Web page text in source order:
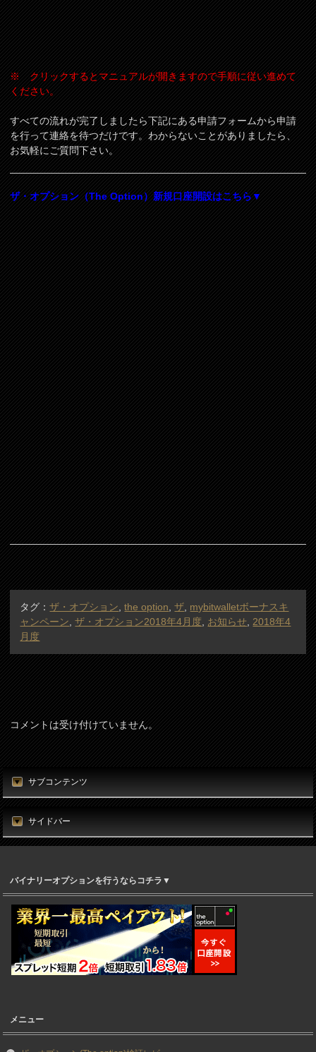
※ クリックするとマニュアルが開きますので手順に従い進めて
ください。
すべての流れが完了しましたら下記にある申請フォームから申請
を行って連絡を待つだけです。わからないことがありましたら、
お気軽にご質問下さい。
ザ・オプション（The Option）新規口座開設はこちら▼
タグ：ザ・オプション ,the option ,ザ mybitwalletボーナスキ
ャンペーン ,ザ・オプション2018年4月度 お知らせ
2018年4
月度
コメントは受け付けていません。
サブコンテンツ
サイドバー
バイナリーオプションを行うならコチラ▼
メニュー